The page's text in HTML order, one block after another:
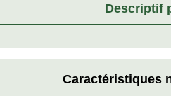
Descriptif
Caractéristiques